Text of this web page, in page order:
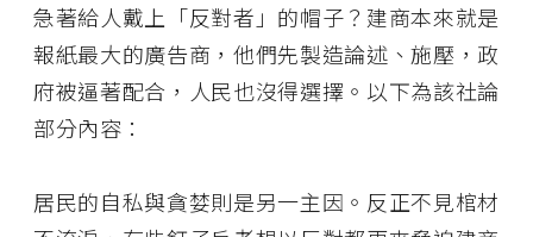
急著給人戴上「反對者」的帽子？建商本來就是
報紙最大的廣告商，他們先製造論述、施壓，政
府被逼著配合，人民也沒得選擇。以下為該社論
部分內容：
居民的自私與貪婪則是另一主因。反正不見棺材